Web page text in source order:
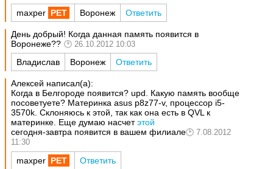
maxper Воронеж Ответить
День добрый! Когда данная память появится в
Воронеже??
26.10.2012 10:03
Владислав Воронеж Ответить
Алексей написал(а):
Когда в Белгороде появится? upd. Какую память вообще
посоветуете? Материнка asus p8z77-v, процессор i5-
3570k. Склоняюсь к этой, так как она есть в QVL к
материнке. Еще думаю насчетэтой
сегодня-завтра появится в вашем филиале
7.08.2012
11:30
maxper Ответить